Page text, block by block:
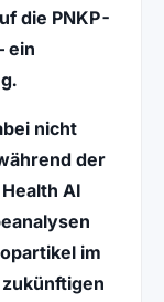
die PNKP-
ein
nicht
der
AI
im